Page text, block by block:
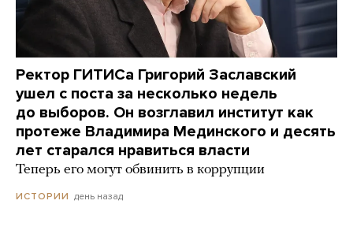
Ректор ГИТИСа Григорий Заславский
ушел с поста за несколько недель
до выборов. Он возглавил институт как
протеже Владимира Мединского и десять
лет старался нравиться власти
Теперь его могут обвинить в коррупции
ИСТОРИИ день назад